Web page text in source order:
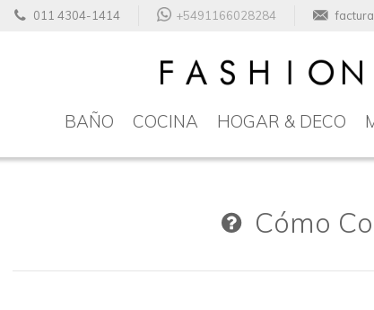
011 4304-1414 +5491166028284
BAÑO COCINA HOGAR & DECO
Cómo